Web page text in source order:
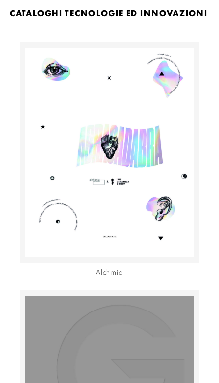
CATALOGHI TECNOLOGIE ED INNOVAZIONI
Alchimia